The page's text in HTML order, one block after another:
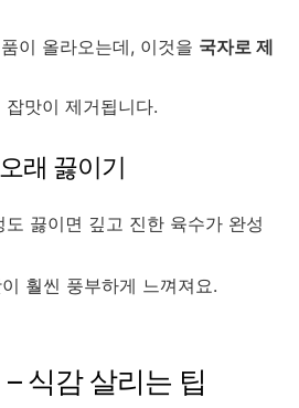
이 올라오는데, 이것을 국자로 제
맛이 제거됩니다.
래 끓이기
끓이면 깊고 진한 육수가 완성
훨씬 풍부하게 느껴져요.
식감 살리는 팁